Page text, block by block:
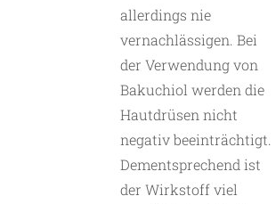
allerdings nie
vernachlässigen. Bei
der Verwendung von
Bakuchiol werden die
Hautdrüsen nicht
negativ beeinträchtigt.
Dementsprechend ist
der Wirkstoff viel